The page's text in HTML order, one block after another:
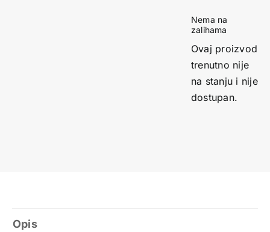
Nema na
zalihama
Ovaj proizvod
trenutno nije
na stanju i nije
dostupan.
Opis